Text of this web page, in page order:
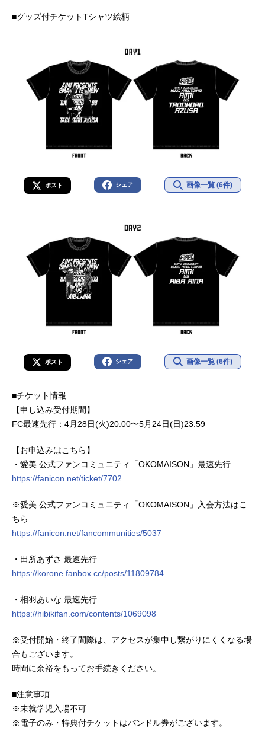
■グッズ付チケットTシャツ絵柄
ポスト シェア 画像一覧 (6件)
ポスト シェア 画像一覧 (6件)
■チケット情報
【申し込み受付期間】
FC最速先行：4月28日(⽕)20:00〜5月24日(⽇)23:59
【お申込みはこちら】
・愛美 公式ファンコミュニティ「OKOMAISON」最速先行
https://fanicon.net/ticket/7702
※愛美 公式ファンコミュニティ「OKOMAISON」入会方法はこ
ちら
https://fanicon.net/fancommunities/5037
・田所あずさ 最速先行
https://korone.fanbox.cc/posts/11809784
・相羽あいな 最速先行
https://hibikifan.com/contents/1069098
※受付開始・終了間際は、アクセスが集中し繋がりにくくなる場
合もございます。
時間に余裕をもってお手続きください。
■注意事項
※未就学児入場不可
※電子のみ・特典付チケットはバンドル券がございます。